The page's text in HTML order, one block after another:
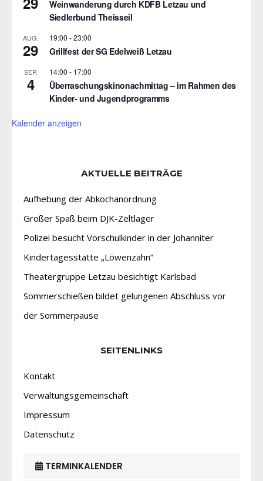
Weinwanderung durch KDFB Letzau und
Siedlerbund Theisseil
AUG.
29
19:00 -23:00
Grillfest der SG Edelweiß Letzau
SEP.
4
14:00 - 17:00
Überraschungskinonachmittag – im Rahmen des
Kinder- und Jugendprogramms
Kalender anzeigen
AKTUELLE BEITRÄGE
Aufhebung der Abkochanordnung
Großer Spaß beim DJK-Zeltlager
Polizei besucht Vorschulkinder in der Johanniter
Kindertagesstätte „Löwenzahn“
Theatergruppe Letzau besichtigt Karlsbad
Sommerschießen bildet gelungenen Abschluss vor
der Sommerpause
SEITENLINKS
Kontakt
Verwaltungsgemeinschaft
Impressum
Datenschutz
TERMINKALENDER